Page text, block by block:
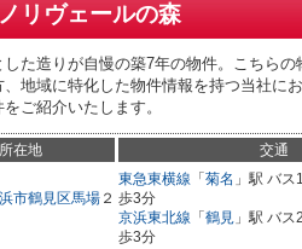
リヴェールの森
した造りが自慢の築7年の物件。こちら
、地域に特化した物件情報を持つ当社に
ご紹介いたします。
所在地 交通
市鶴見区馬場 ２
東急東横線 「 菊名 」駅 バ
歩3分
京浜東北線 「 鶴見 」駅 バ
歩3分